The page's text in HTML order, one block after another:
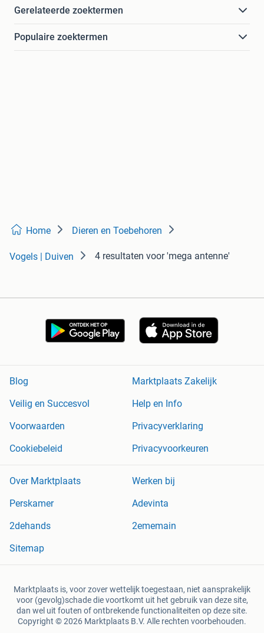
Gerelateerde zoektermen
Populaire zoektermen
Home Dieren en Toebehoren
Vogels | Duiven 4 resultaten voor 'mega antenne'
Blog
Marktplaats Zakelijk
Veilig en Succesvol
Help en Info
Voorwaarden
Privacyverklaring
Cookiebeleid
Privacyvoorkeuren
Over Marktplaats
Werken bij
Perskamer
Adevinta
2dehands
2ememain
Sitemap
Marktplaats is, voor zover wettelijk toegestaan, niet aansprakelijk
voor (gevolg)schade die voortkomt uit het gebruik van deze site,
dan wel uit fouten of ontbrekende functionaliteiten op deze site.
Copyright © 2026 Marktplaats B.V. Alle rechten voorbehouden.